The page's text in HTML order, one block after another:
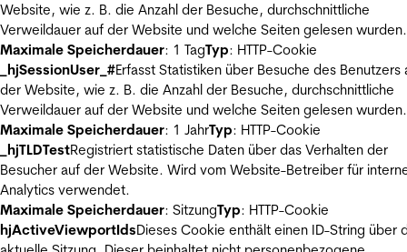
Website, wie z. B. die Anzahl der Besuche, durchschnittliche
Verweildauer auf der Website und welche Seiten gelesen wurden.
Maximale Speicherdauer: 1 TagTyp: HTTP-Cookie
_hjSessionUser_#Erfasst Statistiken über Besuche des Benutzers
der Website, wie z. B. die Anzahl der Besuche, durchschnittliche
Verweildauer auf der Website und welche Seiten gelesen wurden.
Maximale Speicherdauer: 1 JahrTyp: HTTP-Cookie
_hjTLDTestRegistriert statistische Daten über das Verhalten der
Besucher auf der Website. Wird vom Website-Betreiber für
Analytics verwendet.
Maximale Speicherdauer: SitzungTyp: HTTP-Cookie
hjActiveViewportIdsDieses Cookie enthält einen ID-String über